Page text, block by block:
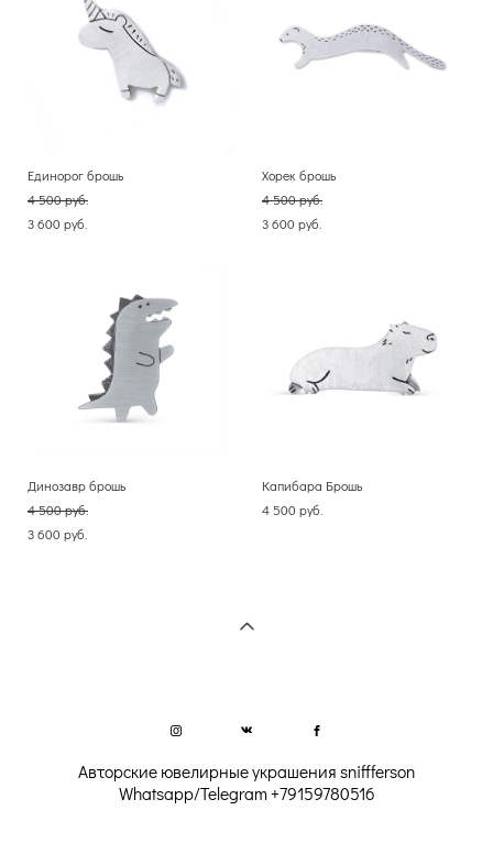
Единорог брошь
4 500 pуб.
3 600 pуб.
Хорек брошь
4 500 pуб.
3 600 pуб.
Динозавр брошь
4 500 pуб.
3 600 pуб.
Капибара Брошь
4 500 pуб.
Авторские ювелирные украшения sniffferson
Whatsapp/Telegram+79159780516